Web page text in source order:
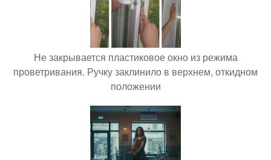
Не закрывается пластиковое окно из режима
проветривания. Ручку заклинило в верхнем, откидном
положении